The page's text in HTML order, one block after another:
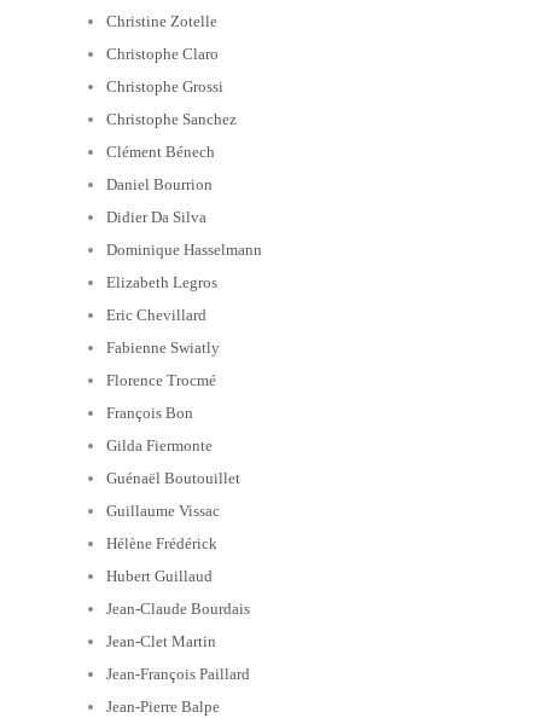
Christine Zotelle
Christophe Claro
Christophe Grossi
Christophe Sanchez
Clément Bénech
Daniel Bourrion
Didier Da Silva
Dominique Hasselmann
Elizabeth Legros
Eric Chevillard
Fabienne Swiatly
Florence Trocmé
François Bon
Gilda Fiermonte
Guénaël Boutouillet
Guillaume Vissac
Hélène Frédérick
Hubert Guillaud
Jean-Claude Bourdais
Jean-Clet Martin
Jean-François Paillard
Jean-Pierre Balpe